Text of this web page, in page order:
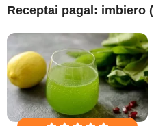
Receptai pagal: imbiero